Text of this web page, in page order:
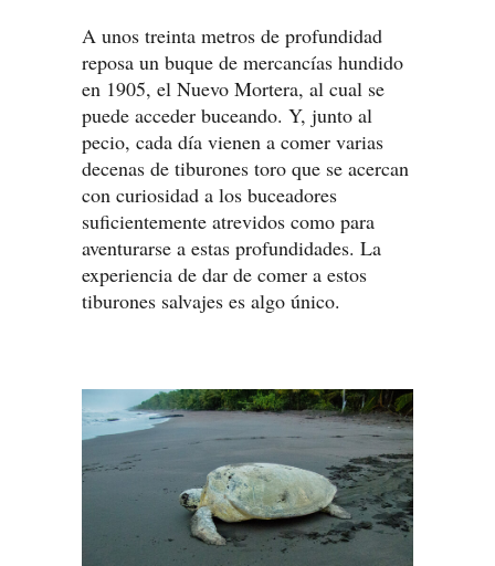
A unos treinta metros de profundidad
reposa un buque de mercancías hundido
en 1905, el Nuevo Mortera, al cual se
puede acceder buceando. Y, junto al
pecio, cada día vienen a comer varias
decenas de tiburones toro que se acercan
con curiosidad a los buceadores
suficientemente atrevidos como para
aventurarse a estas profundidades. La
experiencia de dar de comer a estos
tiburones salvajes es algo único.